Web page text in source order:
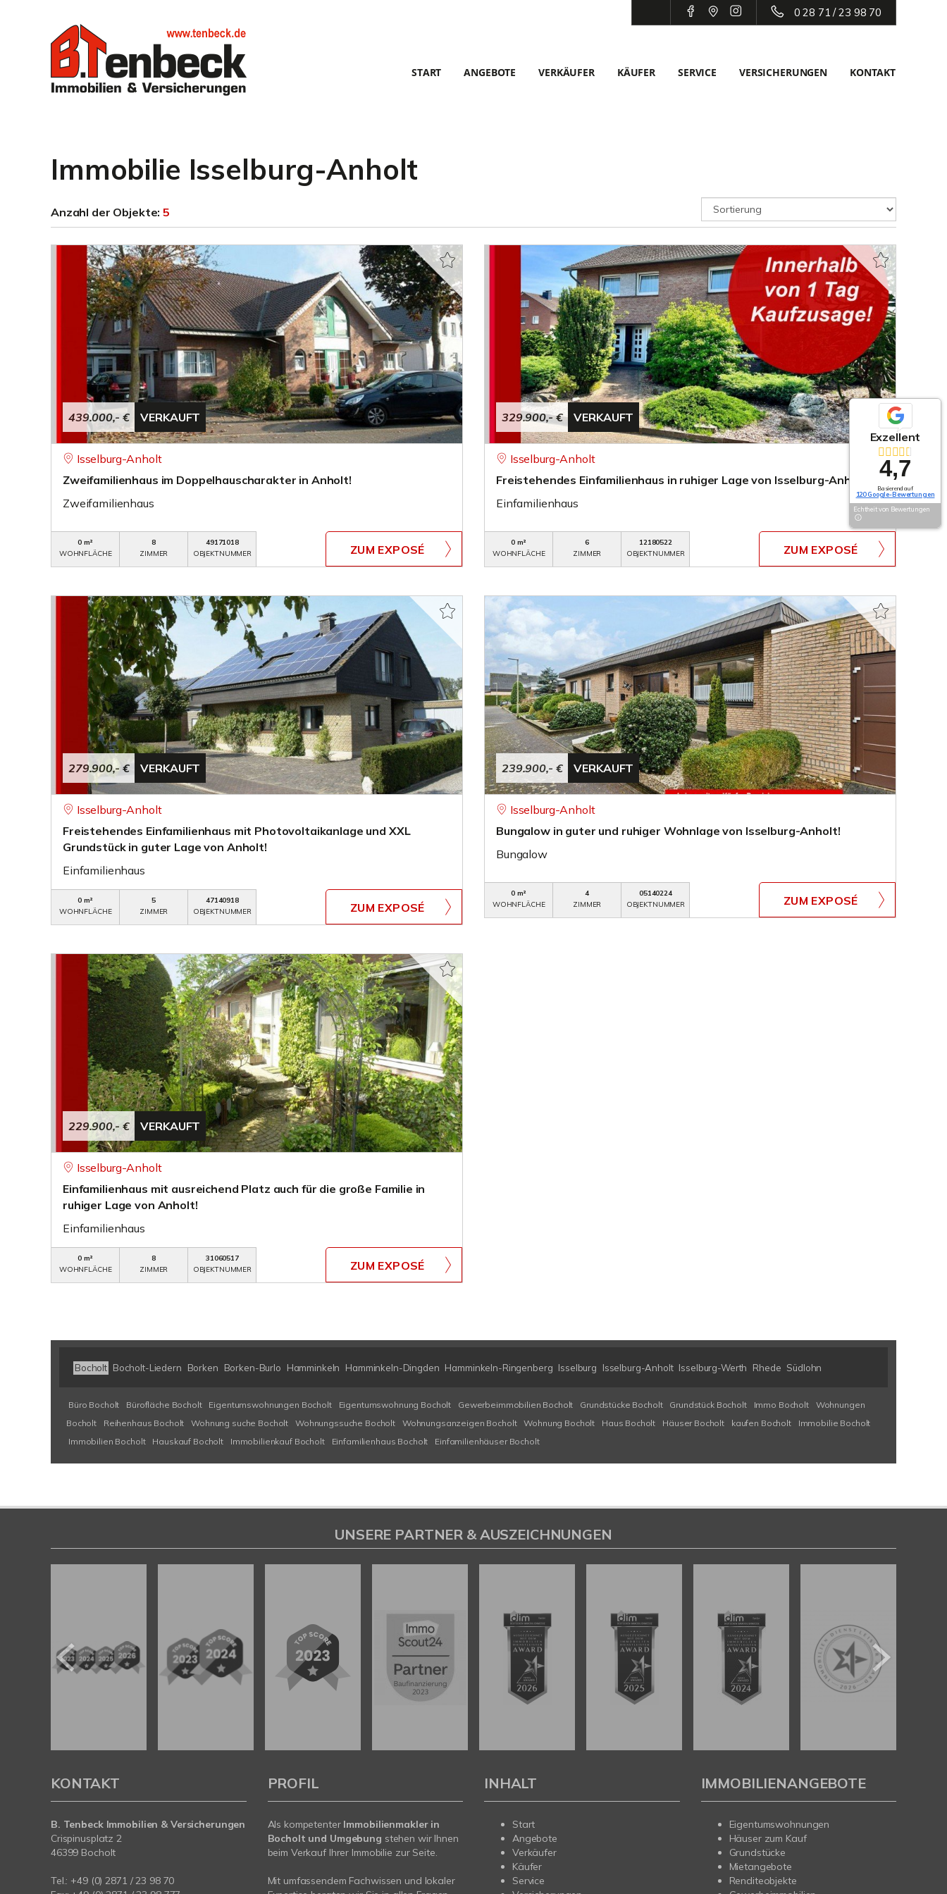
0 28 71 / 23 98 70
START ANGEBOTE VERKÄUFER KÄUFER SERVICE VERSICHERUNGEN KONTAKT
Immobilie Isselburg-Anholt
Anzahl der Objekte:5
439.000,- € VERKAUFT
Isselburg-Anholt
Zweifamilienhaus im Doppelhauscharakter in Anholt!
Zweifamilienhaus
0 m²
WOHNFLÄCHE
8
ZIMMER
49171018
OBJEKTNUMMER
ZUM EXPOSÉ
329.900,- € VERKAUFT
Isselburg-Anholt
Freistehendes Einfamilienhaus in ruhiger Lage von Isselburg-Anholt!
Einfamilienhaus
0 m²
WOHNFLÄCHE
6
ZIMMER
12180522
OBJEKTNUMMER
ZUM EXPOSÉ
279.900,- € VERKAUFT
Isselburg-Anholt
Freistehendes Einfamilienhaus mit Photovoltaikanlage und XXL
Grundstück in guter Lage von Anholt!
Einfamilienhaus
0 m²
WOHNFLÄCHE
5
ZIMMER
47140918
OBJEKTNUMMER
ZUM EXPOSÉ
239.900,- € VERKAUFT
Isselburg-Anholt
Bungalow in guter und ruhiger Wohnlage von Isselburg-Anholt!
Bungalow
0 m²
WOHNFLÄCHE
4
ZIMMER
05140224
OBJEKTNUMMER
ZUM EXPOSÉ
229.900,- € VERKAUFT
Isselburg-Anholt
Einfamilienhaus mit ausreichend Platz auch für die große Familie in
ruhiger Lage von Anholt!
Einfamilienhaus
0 m²
WOHNFLÄCHE
8
ZIMMER
31060517
OBJEKTNUMMER
ZUM EXPOSÉ
Bocholt Bocholt-Liedern Borken Borken-Burlo Hamminkeln Hamminkeln-Dingden Hamminkeln-Ringenberg Isselburg Isselburg-Anholt Isselburg-Werth Rhede Südlohn
Büro Bocholt Bürofläche Bocholt Eigentumswohnungen Bocholt Eigentumswohnung Bocholt Gewerbeimmobilien Bocholt Grundstücke Bocholt Grundstück Bocholt Immo Bocholt
Wohnungen
Bocholt
Reihenhaus Bocholt Wohnung suche Bocholt Wohnungssuche Bocholt Wohnungsanzeigen Bocholt Wohnung Bocholt Haus Bocholt Häuser Bocholt kaufen Bocholt
Immobilie Bocholt
Immobilien Bocholt
Hauskauf Bocholt Immobilienkauf Bocholt Einfamilienhaus Bocholt Einfamilienhäuser Bocholt
Exzellent
4,7
Basierend auf
120 Google-Bewertungen
Echtheit von Bewertungen
UNSERE PARTNER & AUSZEICHNUNGEN
KONTAKT
B. Tenbeck Immobilien & Versicherungen
Crispinusplatz 2
46399 Bocholt
Tel.: +49 (0) 2871 / 23 98 70
PROFIL
Als kompetenter Immobilienmakler in
Bocholt und Umgebung stehen wir Ihnen
beim Verkauf Ihrer Immobilie zur Seite.
Mit umfassendem Fachwissen und lokaler
INHALT
Start
Angebote
Verkäufer
Käufer
Service
IMMOBILIENANGEBOTE
Eigentumswohnungen
Häuser zum Kauf
Grundstücke
Mietangebote
Renditeobjekte